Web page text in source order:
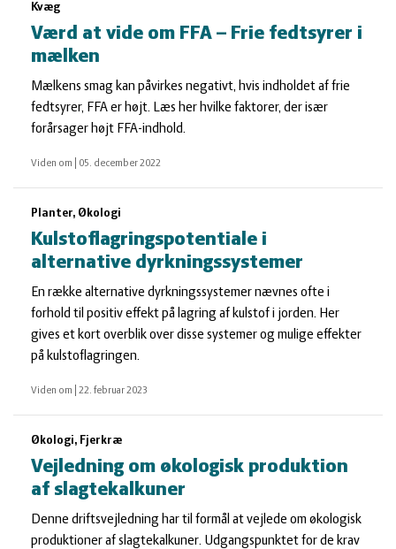
Kvæg
Værd at vide om FFA – Frie fedtsyrer i
mælken
Mælkens smag kan påvirkes negativt, hvis indholdet af frie
fedtsyrer, FFA er højt. Læs her hvilke faktorer, der især
forårsager højt FFA-indhold.
Viden om 05. december 2022
Planter, Økologi
Kulstoflagringspotentiale i
alternative dyrkningssystemer
En række alternative dyrkningssystemer nævnes ofte i
forhold til positiv effekt på lagring af kulstof i jorden. Her
gives et kort overblik over disse systemer og mulige effekter
på kulstoflagringen.
Viden om 22. februar 2023
Økologi, Fjerkræ
Vejledning om økologisk produktion
af slagtekalkuner
Denne driftsvejledning har til formål at vejlede om økologisk
produktioner af slagtekalkuner. Udgangspunktet for de krav